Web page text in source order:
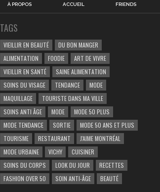
À PROPOS ACCUEIL FRIENDS
TAGS
VIEILLIR EN BEAUTÉ
DU BON MANGER
ALIMENTATION
FOODIE
ART DE VIVRE
VIEILLIR EN SANTÉ
SAINE ALIMENTATION
SOINS DU VISAGE
TENDANCE
MODE
MAQUILLAGE
TOURISTE DANS MA VILLE
SOINS ANTI ÂGE
MODE
MODE 50 PLUS
MODE TENDANCE
SORTIE
MODE 50 ANS ET PLUS
TOURISME
RESTAURANT
J'AIME MONTRÉAL
MODE URBAINE
VICHY
CUISINER
SOINS DU CORPS
LOOK DU JOUR
RECETTES
FASHION OVER 50
SOIN ANTI-ÂGE BEAUTÉ